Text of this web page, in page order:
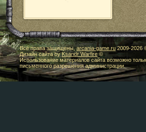
Все права защищены,arcania-game.ru2009-2026
Дизайн сайта byKsandr Warfire©
Использование материалов сайта возможно
письменного разрешения администрации.